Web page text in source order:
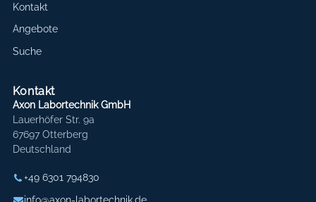
Kontakt
Angebote
Suche
Kontakt
Axon Labortechnik GmbH
Lauerhöfer Str. 9a
67697 Otterberg
Deutschland
+49 6301 794830